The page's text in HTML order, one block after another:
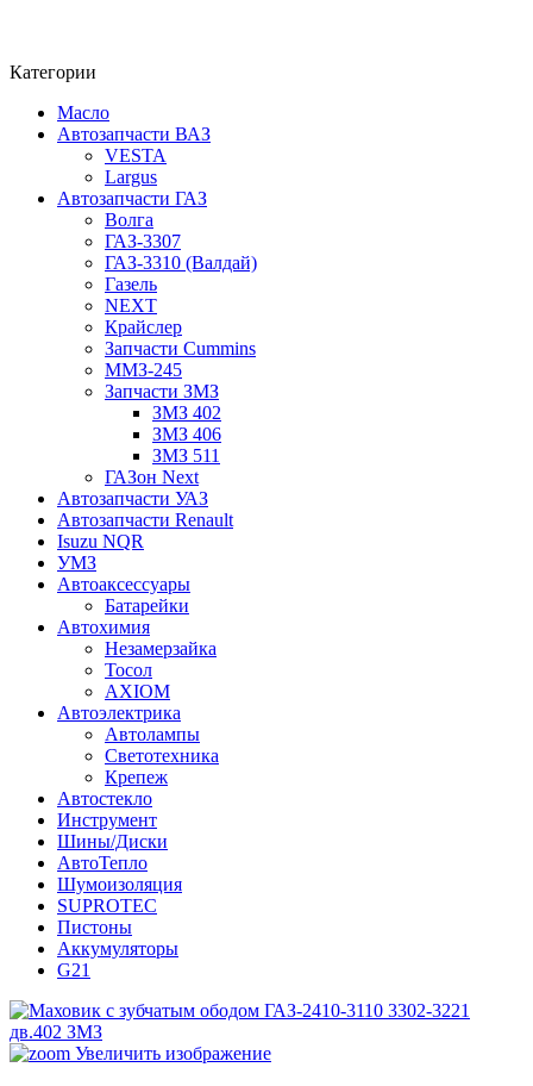
Категории
Масло
Автозапчасти ВАЗ
VESTA
Largus
Автозапчасти ГАЗ
Волга
ГАЗ-3307
ГАЗ-3310 (Валдай)
Газель
NEXT
Крайслер
Запчасти Cummins
ММЗ-245
Запчасти ЗМЗ
ЗМЗ 402
ЗМЗ 406
ЗМЗ 511
ГАЗон Next
Автозапчасти УАЗ
Автозапчасти Renault
Isuzu NQR
УМЗ
Автоаксессуары
Батарейки
Автохимия
Незамерзайка
Тосол
AXIOM
Автоэлектрика
Автолампы
Светотехника
Крепеж
Автостекло
Инструмент
Шины/Диски
АвтоТепло
Шумоизоляция
SUPROTEC
Пистоны
Аккумуляторы
G21
Увеличить изображение